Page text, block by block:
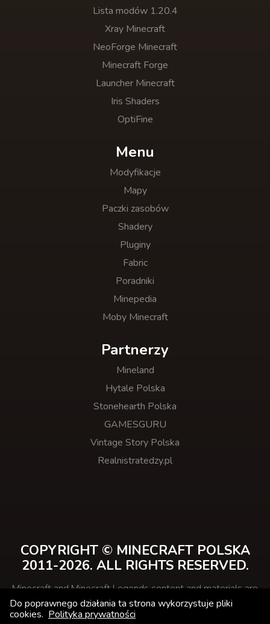
Lista modów 1.20.4
Xray Minecraft
NeoForge Minecraft
Minecraft Forge
Launcher Minecraft
Iris Shaders
OptiFine
Menu
Modyfikacje
Mapy
Paczki zasobów
Shadery
Pluginy
Fabric
Poradniki
Minepedia
Moby Minecraft
Partnerzy
Mineland
Hytale Polska
Stonehearth Polska
GAMESGURU
Vintage Story Polska
Realnistratedzy.pl
COPYRIGHT © MINECRAFT POLSKA
2011-2026. ALL RIGHTS RESERVED.
Minecraft and Minecraft Legends content and materials are
trademarks and copyrights of Mojang Studios and its
licensors.
Do poprawnego działania ta strona wykorzystuje pliki
cookies. Polityka prywatności